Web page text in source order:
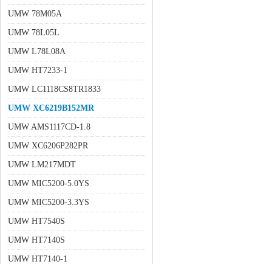
UMW 78M05A
UMW 78L05L
UMW L78L08A
UMW HT7233-1
UMW LC1118CS8TR1833
UMW XC6219B152MR
UMW AMS1117CD-1.8
UMW XC6206P282PR
UMW LM217MDT
UMW MIC5200-5.0YS
UMW MIC5200-3.3YS
UMW HT7540S
UMW HT7140S
UMW HT7140-1